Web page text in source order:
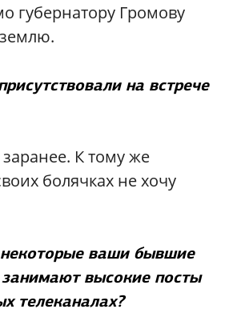
губернатору Громову
на встрече
К тому же
болячках не хочу
ваши бывшие
высокие посты
телеканалах?